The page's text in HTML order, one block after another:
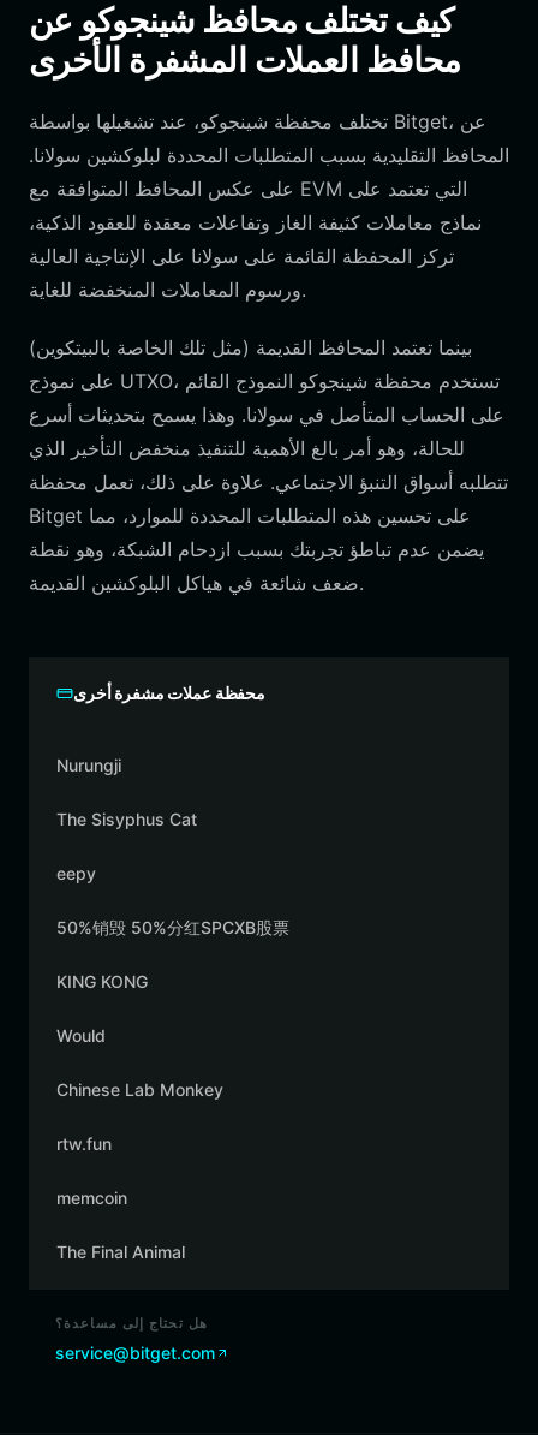
كيف تختلف محافظ شينجوكو عن
محافظ العملات المشفرة الأخرى
تختلف محفظة شينجوكو، عند تشغيلها بواسطة Bitget، عن
المحافظ التقليدية بسبب المتطلبات المحددة لبلوكشين سولانا.
على عكس المحافظ المتوافقة مع EVM التي تعتمد على
نماذج معاملات كثيفة الغاز وتفاعلات معقدة للعقود الذكية،
تركز المحفظة القائمة على سولانا على الإنتاجية العالية
ورسوم المعاملات المنخفضة للغاية.
بينما تعتمد المحافظ القديمة (مثل تلك الخاصة بالبيتكوين)
على نموذج UTXO، تستخدم محفظة شينجوكو النموذج القائم
على الحساب المتأصل في سولانا. وهذا يسمح بتحديثات أسرع
للحالة، وهو أمر بالغ الأهمية للتنفيذ منخفض التأخير الذي
تتطلبه أسواق التنبؤ الاجتماعي. علاوة على ذلك، تعمل محفظة
Bitget على تحسين هذه المتطلبات المحددة للموارد، مما
يضمن عدم تباطؤ تجربتك بسبب ازدحام الشبكة، وهو نقطة
ضعف شائعة في هياكل البلوكشين القديمة.
محفظة عملات مشفرة أخرى
Nurungji
The Sisyphus Cat
eepy
50%销毁 50%分红SPCXB股票
KING KONG
Would
Chinese Lab Monkey
rtw.fun
memcoin
The Final Animal
هل تحتاج إلى مساعدة؟
service@bitget.com